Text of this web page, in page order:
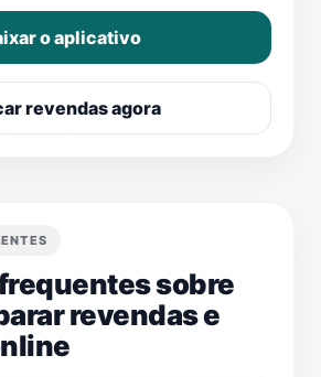
o aplicativo
revendas agora
sobre
revendas e